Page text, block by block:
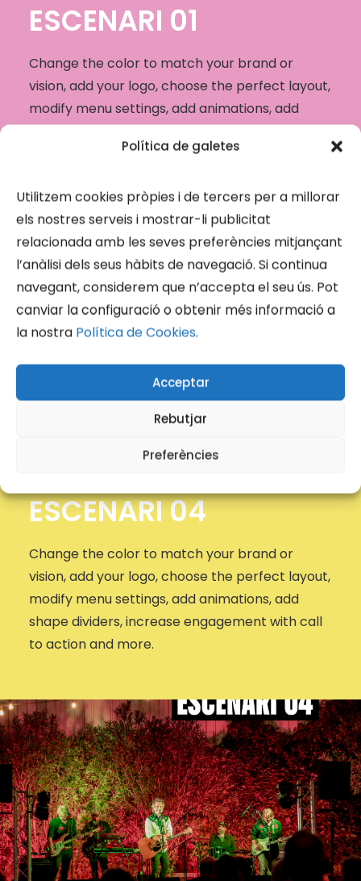
Política de galetes
Utilitzem cookies pròpies i de tercers per a millorar
els nostres serveis i mostrar-li publicitat
relacionada amb les seves preferències mitjançant
l’anàlisi dels seus hàbits de navegació. Si continua
navegant, considerem que n’accepta el seu ús. Pot
canviar la configuració o obtenir més informació a
la nostra Política de Cookies.
Acceptar
Rebutjar
Preferències
ESCENARI 01
Change the color to match your brand or
vision, add your logo, choose the perfect layout,
modify menu settings, add animations, add
shape dividers, increase engagement with call
to action and more.
ESCENARI 04
Change the color to match your brand or
vision, add your logo, choose the perfect layout,
modify menu settings, add animations, add
shape dividers, increase engagement with call
to action and more.